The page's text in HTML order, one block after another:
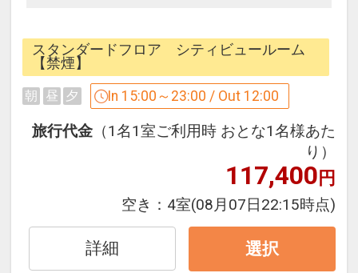
パークに一番近い、オフィシャルホテ
ル。
ユニバーサルシティ駅と、パークを結ぶ
メインストリートに面した絶好のロケー
パークで見た夢の続きを是非このホテル
○画像は一例です。お部屋のデザインは
スタンダードフロア シティビュールーム
【禁煙】
朝 昼 夕 In 15:00～23:00 / Out 12:00
旅行代金 （1名1室ご利用時 おとな1名様あた
り）
117,400円
空き： 4室(08月07日22:15時点)
詳細 選択